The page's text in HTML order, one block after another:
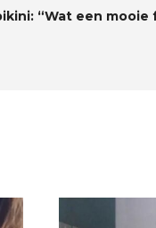
“Wat een mooie